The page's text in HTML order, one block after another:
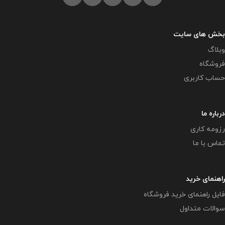
بخش های سایت
وبلاگ
فروشگاه
حساب کاربری
درباره ما
رزومه کاری
تماس با ما
راهنمای خرید
فایل راهنمای خرید فروشگاه
سوالات متداول